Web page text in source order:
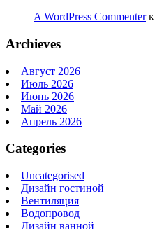
A WordPress Commenterк
Archieves
Август 2026
Июль 2026
Июнь 2026
Май 2026
Апрель 2026
Categories
Uncategorised
Дизайн гостиной
Вентиляция
Водопровод
Дизайн ванной